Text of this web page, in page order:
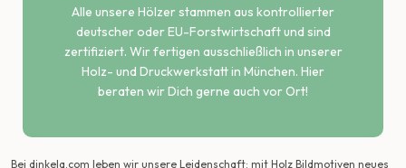
Alle unsere Hölzer stammen aus kontrollierter
deutscher oder EU-Forstwirtschaft und sind
zertifiziert. Wir fertigen ausschließlich in unserer
Holz- und Druckwerkstatt in München. Hier
beraten wir Dich gerne auch vor Ort!
Bei dinkela.com leben wir unsere Leidenschaft: mit Holz Bildmotiven neues